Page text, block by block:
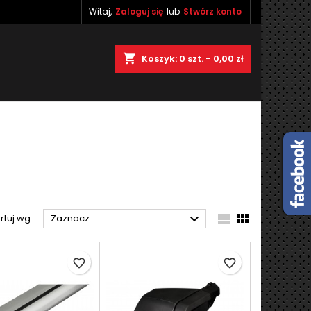
Witaj, Zaloguj się lub Stwórz konto
shopping_cart Koszyk: 0 szt. - 0,00 zł
wg: Zaznacz   
favorite_border favorite_border